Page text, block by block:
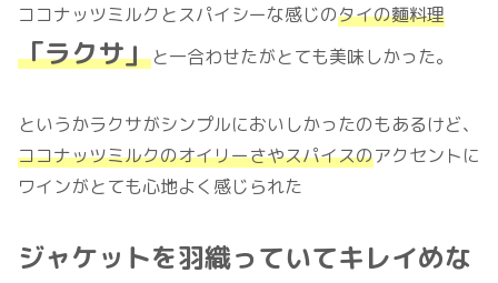
ココナッツミルクとスパイシーな感じのタイの麵料理
「ラクサ」と一合わせたがとても美味しかった。
というかラクサがシンプルにおいしかったのもあるけど、
ココナッツミルクのオイリーさやスパイスのアクセントに
ワインがとても心地よく感じられた
ジャケットを羽織っていてキレイめな